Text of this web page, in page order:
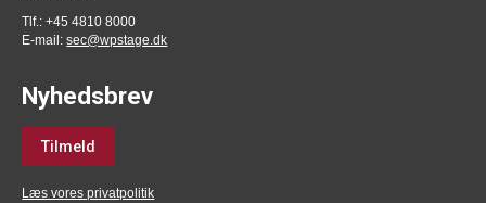
Tlf.: +45 4810 8000
E-mail:sec@wpstage.dk
Nyhedsbrev
Tilmeld
Læs vores privatpolitik